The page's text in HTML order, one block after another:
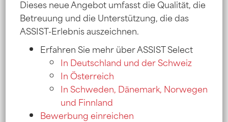
Die Vorstellungsgespräche für die
skandinavischen Bewerber werden im Januar
stattfinden. Ein Team aus den USA wird die
Schüler in kleinen Gruppen interviewen. Das
Gespräch ist eher informell und bietet uns die
Möglichkeit, die Bewerber besser
kennenzulernen und die richtige Schule für
jeden zu finden.
Dieses neue Angebot umfasst die Qualität, die
Betreuung und die Unterstützung, die das
ASSIST-Erlebnis auszeichnen.
Erfahren Sie mehr über ASSIST Select
In Deutschland und der Schweiz
In Österreich
In Schweden, Dänemark, Norwegen
und Finnland
Bewerbung einreichen